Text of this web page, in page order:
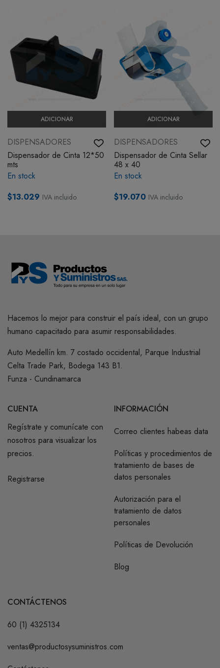
ADICIONAR
DISPENSADORES
Dispensador de Cinta 12*50
mts
En stock
$13.029 IVA incluido
ADICIONAR
DISPENSADORES
Dispensador de Cinta Sellar
48 x 40
En stock
$19.070 IVA incluido
Hacemos lo mejor para construir el país ideal, con un grupo
humano capacitado para asumir responsabilidades.
Auto Medellín km. 7 costado occidental, Parque Industrial
Celta Trade Park, Bodega 143 B1.
Funza - Cundinamarca
CUENTA
Regístrate y comunícate con
nosotros para visualizar los
precios.
Registrarse
INFORMACIÓN
Correo clientes habeas data
Políticas y procedimientos de
tratamiento de bases de
datos personales
Autorización para el
tratamiento de datos
personales
Políticas de Devolución
Blog
CONTÁCTENOS
60 (1) 4325134
ventas@productosysuministros.com